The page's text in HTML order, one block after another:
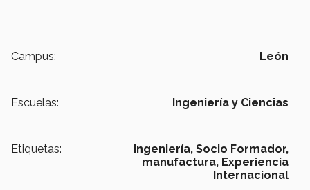
Campus: León
Escuelas: Ingeniería y Ciencias
Etiquetas: Ingeniería, Socio Formador,
manufactura, Experiencia
Internacional